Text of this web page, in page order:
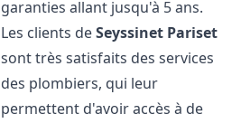
garanties allant jusqu'à 5 ans.
Les clients deSeyssinet Pariset
sont très satisfaits des services
des plombiers, qui leur
permettent d'avoir accès à de